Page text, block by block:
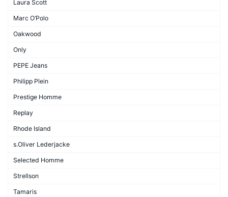
Laura Scott
Marc O’Polo
Oakwood
Only
PEPE Jeans
Philipp Plein
Prestige Homme
Replay
Rhode Island
s.Oliver Lederjacke
Selected Homme
Strellson
Tamaris